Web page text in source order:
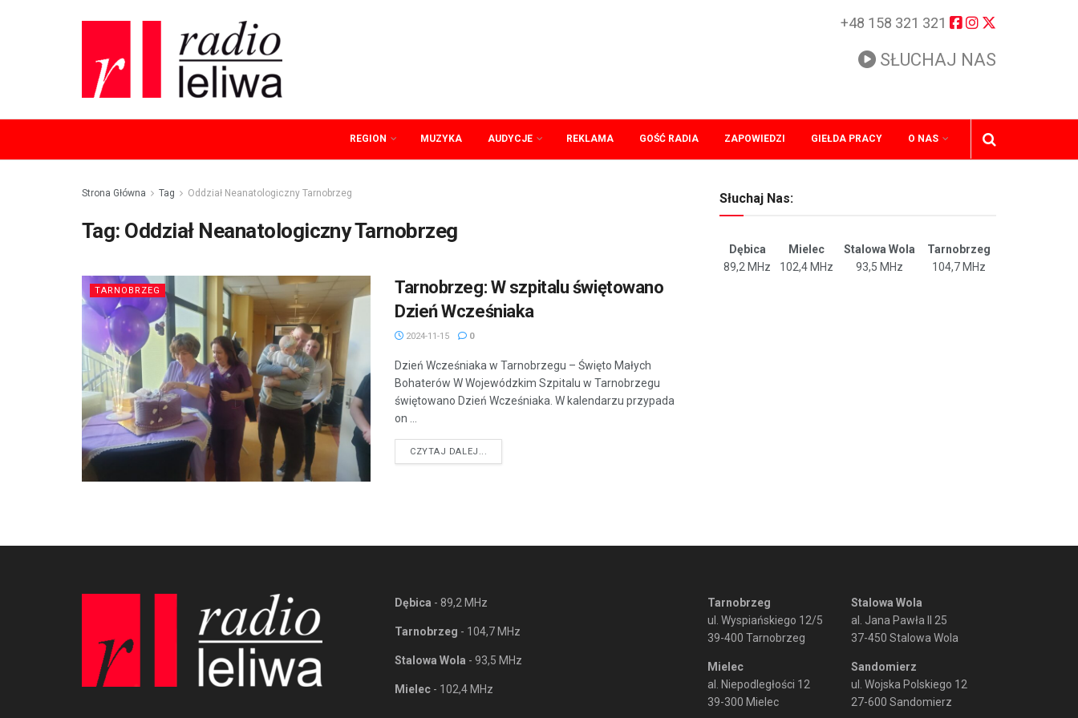
+48 158 321 321
SŁUCHAJ NAS
REGION MUZYKA AUDYCJE REKLAMA GOŚĆ RADIA ZAPOWIEDZI GIEŁDA PRACY O NAS
Strona Główna Tag Oddział Neanatologiczny Tarnobrzeg
Tag: Oddział Neanatologiczny Tarnobrzeg
TARNOBRZEG
Tarnobrzeg: W szpitalu świętowano
Dzień Wcześniaka
2024-11-15 0
Dzień Wcześniaka w Tarnobrzegu – Święto Małych
Bohaterów W Wojewódzkim Szpitalu w Tarnobrzegu
świętowano Dzień Wcześniaka. W kalendarzu przypada
on ...
CZYTAJ DALEJ...
Słuchaj Nas:
Dębica Mielec Stalowa Wola
Tarnobrzeg
89,2 MHz
102,4 MHz 93,5 MHz 104,7 MHz
Dębica - 89,2 MHz
Tarnobrzeg - 104,7 MHz
Stalowa Wola - 93,5 MHz
Mielec - 102,4 MHz
Tarnobrzeg
ul. Wyspiańskiego 12/5
39-400 Tarnobrzeg
Mielec
al. Niepodległości 12
39-300 Mielec
Stalowa Wola
al. Jana Pawła II 25
37-450 Stalowa Wola
Sandomierz
ul. Wojska Polskiego 12
27-600 Sandomierz